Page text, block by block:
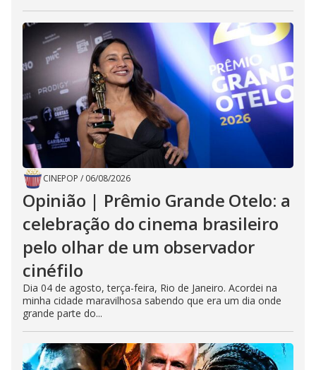
CINEPOP / 06/08/2026
Opinião | Prêmio Grande Otelo: a
celebração do cinema brasileiro
pelo olhar de um observador
cinéfilo
Dia 04 de agosto, terça-feira, Rio de Janeiro. Acordei na
minha cidade maravilhosa sabendo que era um dia onde
grande parte do...